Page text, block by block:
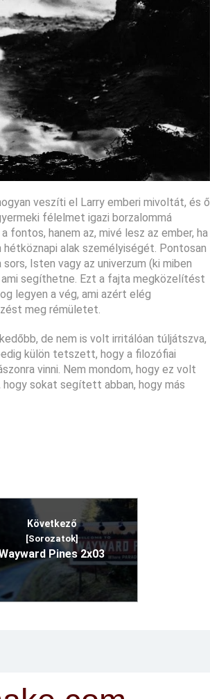
veszíti el Larry emberi mivoltát, és ő
félelmet igazi borzalommá
fontos, hanem az, mivé lesz az ember, ha
alak személyiségét. Pontosan
Isten vagy az univerzum (ki miben
ami segíthetne. Ezt a fajta megközelítést
legyen a vég, ami azért elég
meg rémületet.
de nem is volt irritálóan túljátszva,
külön tetszett, hogy a filozófiai
vinni. Nem mondom, hogy ez volt
sokat segített abban, hogy más
Következő
[Sorozatok]
Pines 2x03